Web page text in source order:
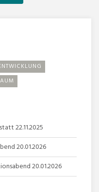
22.11.2025
20.01.2026
20.01.2026